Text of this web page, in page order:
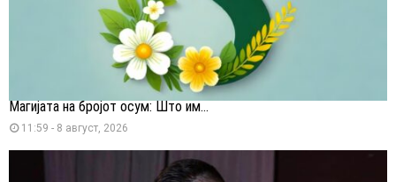
Магијата на бројот осум: Што им...
11:59 - 8 август, 2026